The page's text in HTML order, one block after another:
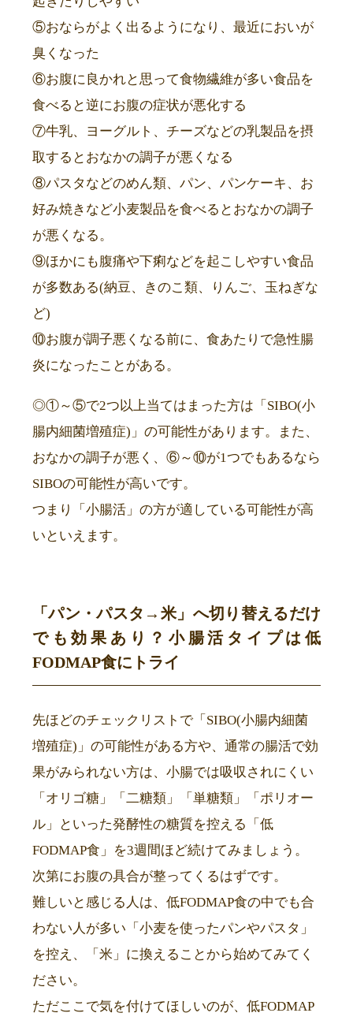
⑤おならがよく出るようになり、最近においが
臭くなった
⑥お腹に良かれと思って食物繊維が多い食品を
食べると逆にお腹の症状が悪化する
⑦牛乳、ヨーグルト、チーズなどの乳製品を摂
取するとおなかの調子が悪くなる
⑧パスタなどのめん類、パン、パンケーキ、お
好み焼きなど小麦製品を食べるとおなかの調子
が悪くなる。
⑨ほかにも腹痛や下痢などを起こしやすい食品
が多数ある(納豆、きのこ類、りんご、玉ねぎな
ど)
⑩お腹が調子悪くなる前に、食あたりで急性腸
炎になったことがある。
◎①～⑤で2つ以上当てはまった方は「SIBO(小
腸内細菌増殖症)」の可能性があります。また、
おなかの調子が悪く、⑥～⑩が1つでもあるなら
SIBOの可能性が高いです。
つまり「小腸活」の方が適している可能性が高
いといえます。
「パン・パスタ→米」へ切り替えるだけ
でも効果あり？ 小腸活タイプは低
FODMAP食にトライ
先ほどのチェックリストで「SIBO(小腸内細菌
増殖症)」の可能性がある方や、通常の腸活で効
果がみられない方は、小腸では吸収されにくい
「オリゴ糖」「二糖類」「単糖類」「ポリオー
ル」といった発酵性の糖質を控える「低
FODMAP食」を3週間ほど続けてみましょう。
次第にお腹の具合が整ってくるはずです。
難しいと感じる人は、低FODMAP食の中でも合
わない人が多い「小麦を使ったパンやパスタ」
を控え、「米」に換えることから始めてみてく
ださい。
ただここで気を付けてほしいのが、低FODMAP